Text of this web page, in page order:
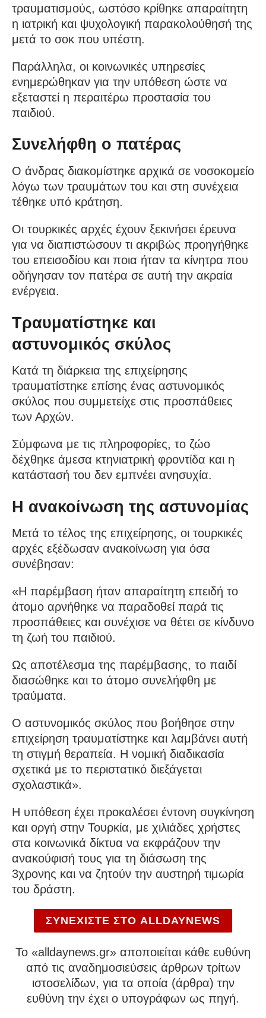
τραυματισμούς, ωστόσο κρίθηκε απαραίτητη
η ιατρική και ψυχολογική παρακολούθησή της
μετά το σοκ που υπέστη.
Παράλληλα, οι κοινωνικές υπηρεσίες
ενημερώθηκαν για την υπόθεση ώστε να
εξεταστεί η περαιτέρω προστασία του
παιδιού.
Συνελήφθη ο πατέρας
Ο άνδρας διακομίστηκε αρχικά σε νοσοκομείο
λόγω των τραυμάτων του και στη συνέχεια
τέθηκε υπό κράτηση.
Οι τουρκικές αρχές έχουν ξεκινήσει έρευνα
για να διαπιστώσουν τι ακριβώς προηγήθηκε
του επεισοδίου και ποια ήταν τα κίνητρα που
οδήγησαν τον πατέρα σε αυτή την ακραία
ενέργεια.
Τραυματίστηκε και
αστυνομικός σκύλος
Κατά τη διάρκεια της επιχείρησης
τραυματίστηκε επίσης ένας αστυνομικός
σκύλος που συμμετείχε στις προσπάθειες
των Αρχών.
Σύμφωνα με τις πληροφορίες, το ζώο
δέχθηκε άμεσα κτηνιατρική φροντίδα και η
κατάστασή του δεν εμπνέει ανησυχία.
Η ανακοίνωση της αστυνομίας
Μετά το τέλος της επιχείρησης, οι τουρκικές
αρχές εξέδωσαν ανακοίνωση για όσα
συνέβησαν:
«Η παρέμβαση ήταν απαραίτητη επειδή το
άτομο αρνήθηκε να παραδοθεί παρά τις
προσπάθειες και συνέχισε να θέτει σε κίνδυνο
τη ζωή του παιδιού.
Ως αποτέλεσμα της παρέμβασης, το παιδί
διασώθηκε και το άτομο συνελήφθη με
τραύματα.
Ο αστυνομικός σκύλος που βοήθησε στην
επιχείρηση τραυματίστηκε και λαμβάνει αυτή
τη στιγμή θεραπεία. Η νομική διαδικασία
σχετικά με το περιστατικό διεξάγεται
σχολαστικά».
Η υπόθεση έχει προκαλέσει έντονη συγκίνηση
και οργή στην Τουρκία, με χιλιάδες χρήστες
στα κοινωνικά δίκτυα να εκφράζουν την
ανακούφισή τους για τη διάσωση της
3χρονης και να ζητούν την αυστηρή τιμωρία
του δράστη.
ΣΥΝΕΧΙΣΤΕ ΣΤΟ ALLDAYNEWS
To «alldaynews.gr» αποποιείται κάθε ευθύνη
από τις αναδημοσιεύσεις άρθρων τρίτων
ιστοσελίδων, για τα οποία (άρθρα) την
ευθύνη την έχει ο υπογράφων ως πηγή.